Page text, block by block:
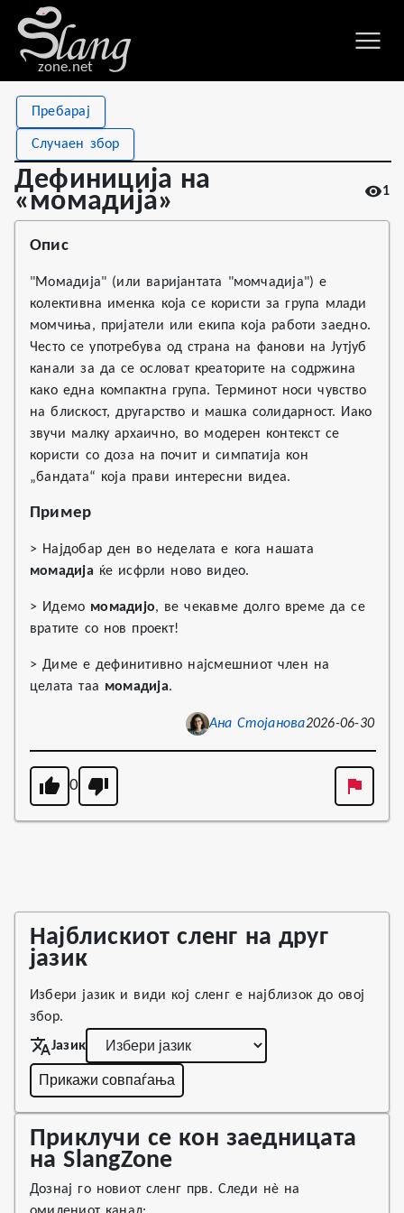
zone.net
Пребарај
Случаен збор
Дефиниција на
«момадија» 1
Дефиниција на «момадија»
Stat
Value
Views
Definitions 1
First seen
2026
Опис
"Момадија" (или варијантата "момчадија") е
колективна именка која се користи за група млади
момчиња, пријатели или екипа која работи заедно.
Често се употребува од страна на фанови на Јутјуб
канали за да се ословат креаторите на содржина
како една компактна група. Терминот носи чувство
на блискост, другарство и машка солидарност. Иако
звучи малку архаично, во модерен контекст се
користи со доза на почит и симпатија кон
„бандата“ која прави интересни видеа.
Пример
> Најдобар ден во неделата е кога нашата
момадија ќе исфрли ново видео.
> Идемо момадијо, ве чекавме долго време да се
вратите со нов проект!
> Диме е дефинитивно најсмешниот член на
целата таа момадија.
Ана Стојанова2026-06-30
0
Најблискиот сленг на друг
јазик
Избери јазик и види кој сленг е најблизок до овој
збор.
Јазик
Прикажи совпаѓања
Приклучи се кон заедницата
на SlangZone
Дознај го новиот сленг прв. Следи нè на